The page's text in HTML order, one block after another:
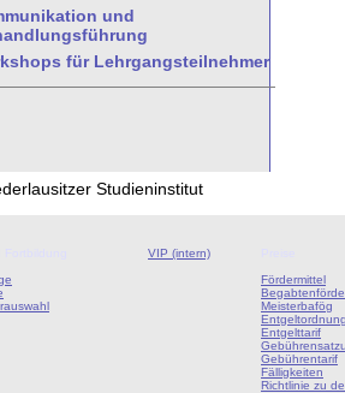
und
für Lehrgangsteilnehmer
Studieninstitut
VIP (intern)
Fördermittel
Meisterbafög
Entgelttarif
Gebührentarif
Fälligkeiten
Richtlinie zu